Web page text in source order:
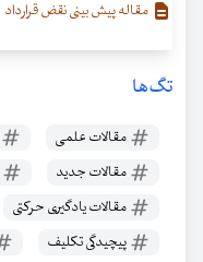
مقاله پیش‌ بینی نقض قرارداد
تگ‌ها
مقالات علمی
مقالات جدید
مقالات یادگیری حرکتی
پیچیدگی تکلیف